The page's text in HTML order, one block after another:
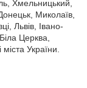
Хмельницький,
Миколаїв,
Львів, Івано-
Церква,
України.